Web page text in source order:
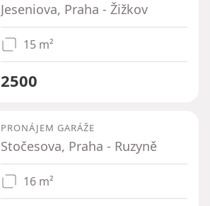
Jeseniova, Praha - Žižkov
15 m²
2500
PRONÁJEM GARÁŽE
Stočesova, Praha - Ruzyně
16 m²